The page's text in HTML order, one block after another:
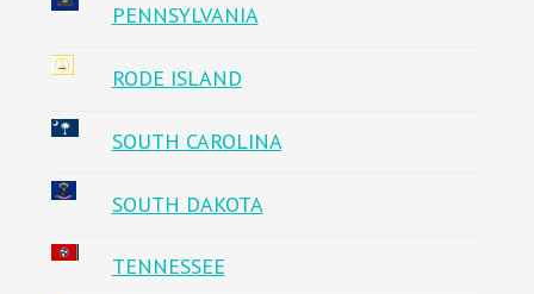
PENNSYLVANIA
RODE ISLAND
SOUTH CAROLINA
SOUTH DAKOTA
TENNESSEE